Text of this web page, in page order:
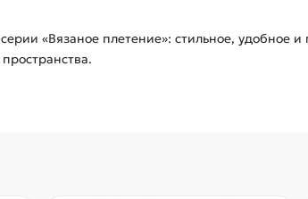
«Вязаное плетение»: стильное,